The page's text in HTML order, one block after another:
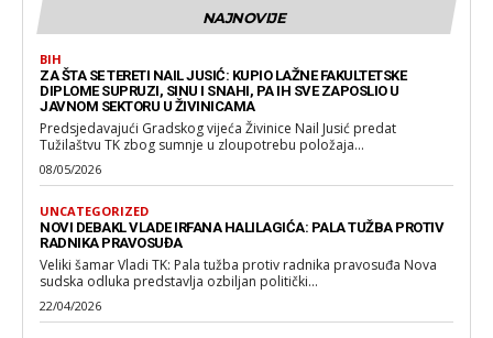
NAJNOVIJE
BIH
ZA ŠTA SE TERETI NAIL JUSIĆ: KUPIO LAŽNE FAKULTETSKE
DIPLOME SUPRUZI, SINU I SNAHI, PA IH SVE ZAPOSLIO U
JAVNOM SEKTORU U ŽIVINICAMA
Predsjedavajući Gradskog vijeća Živinice Nail Jusić predat
Tužilaštvu TK zbog sumnje u zloupotrebu položaja...
08/05/2026
UNCATEGORIZED
NOVI DEBAKL VLADE IRFANA HALILAGIĆA: PALA TUŽBA PROTIV
RADNIKA PRAVOSUĐA
Veliki šamar Vladi TK: Pala tužba protiv radnika pravosuđa Nova
sudska odluka predstavlja ozbiljan politički...
22/04/2026